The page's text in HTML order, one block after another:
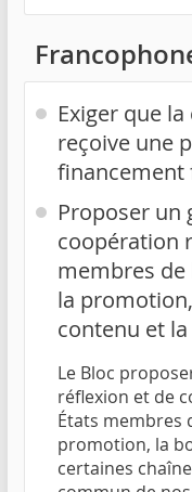
Exiger que
reçoive une
financement
Proposer un
coopération
membres de
la
contenu et
Le Bloc
réflexion et de
États membres
promotion, la
certaines